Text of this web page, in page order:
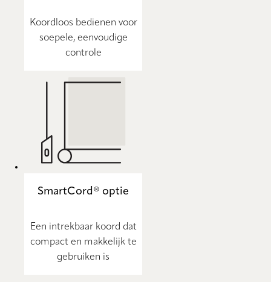
Koordloos bedienen voor
soepele, eenvoudige
controle
SmartCord® optie
Een intrekbaar koord dat
compact en makkelijk te
gebruiken is